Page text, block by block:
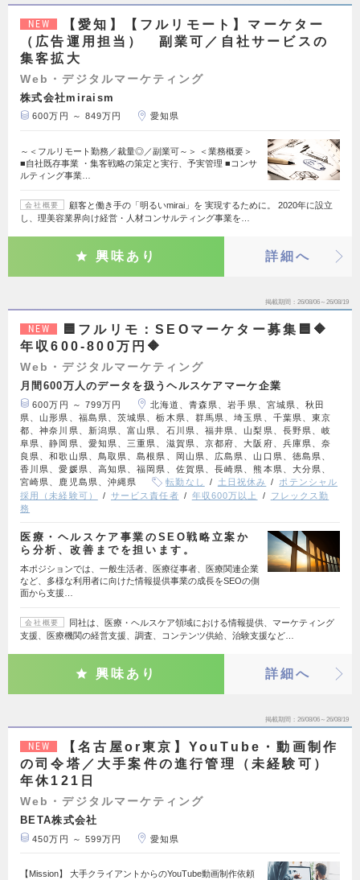
NEW
【愛知】【フルリモート】マーケター
（広告運用担当） 副業可／自社サービスの
集客拡大
Web・デジタルマーケティング
株式会社miraism
600万円 ～ 849万円 愛知県
～＜フルリモート勤務／裁量◎／副業可～＞ ＜業務概要＞
■自社既存事業 ・集客戦略の策定と実行、予実管理 ■コンサ
ルティング事業…
会社概要
顧客と働き手の「明るいmirai」を 実現するために。 2020年に設立
し、理美容業界向け経営・人材コンサルティング事業を…
興味あり 詳細へ
掲載期間 26/08/06～26/08/19
NEW
🟦フルリモ：SEOマーケター募集🟦🔶
年収600-800万円🔶
Web・デジタルマーケティング
月間600万人のデータを扱うヘルスケアマーケ企業
600万円 ～ 799万円
北海道、青森県、岩手県、宮城県、秋田
県、山形県、福島県、茨城県、栃木県、群馬県、埼玉県、千葉県、東京
都、神奈川県、新潟県、富山県、石川県、福井県、山梨県、長野県、岐
阜県、静岡県、愛知県、三重県、滋賀県、京都府、大阪府、兵庫県、奈
良県、和歌山県、鳥取県、島根県、岡山県、広島県、山口県、徳島県、
香川県、愛媛県、高知県、福岡県、佐賀県、長崎県、熊本県、大分県、
宮崎県、鹿児島県、沖縄県
転勤なし 土日祝休み
ポテンシャル
採用（未経験可）
サービス責任者 年収600万以上
フレックス勤
務
医療・ヘルスケア事業のSEO戦略立案か
ら分析、改善までを担います。
本ポジションでは、一般生活者、医療従事者、医療関連企業
など、多様な利用者に向けた情報提供事業の成長をSEOの側
面から支援…
会社概要
同社は、医療・ヘルスケア領域における情報提供、マーケティング
支援、医療機関の経営支援、調査、コンテンツ供給、治験支援など…
興味あり 詳細へ
掲載期間 26/08/06～26/08/19
NEW
【名古屋or東京】YouTube・動画制作
の司令塔／大手案件の進行管理（未経験可）
年休121日
Web・デジタルマーケティング
BETA株式会社
450万円 ～ 599万円 愛知県
【Mission】 大手クライアントからのYouTube動画制作依頼